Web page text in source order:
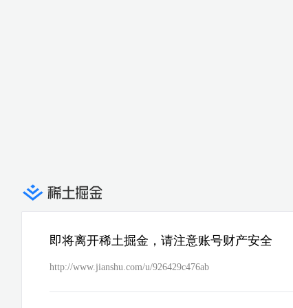
即将离开稀土掘金，请注意账号财产安全
http://www.jianshu.com/u/926429c476ab